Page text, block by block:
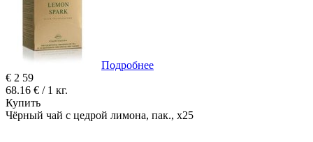
Подробнее
€ 2 59
68.16 € / 1 кг.
Купить
Чёрный чай с цедрой лимона, пак., х25